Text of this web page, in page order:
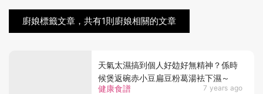
廚娘標籤文章，共有1則廚娘相關的文章
健康食譜 7 years ago
天氣太濕搞到個人好攰好無精神？係時
候煲返碗赤小豆扁豆粉葛湯袪下濕～